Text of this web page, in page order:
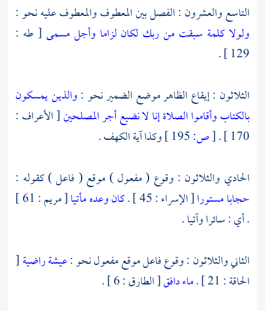
التاسع والعشرون : الفصل بين المعطوف والمعطوف عليه نحو :
ولولا كلمة سبقت من ربك لكان لزاما وأجل مسمى [ طه :
129 ] .
الثلاثون : إيقاع الظاهر موضع الضمير نحو :والذين يمسكون
بالكتاب وأقاموا الصلاة إنا لا نضيع أجر المصلحين[ الأعراف :
170 ] .
[ص:
وكذا آية الكهف .
الحادي والثلاثون : وقوع ( مفعول ) موقع ( فاعل ) كقوله :
حجابا مستورا[ الإسراء : 45 ] . كان وعده مأتيا
[ مريم : 61 ]
. أي : سائرا وآتيا .
الثاني والثلاثون : وقوع فاعل موقع مفعول نحو :عيشة راضية[
الحاقة : 21 ] .
ماء دافق[ الطارق : 6 ] .